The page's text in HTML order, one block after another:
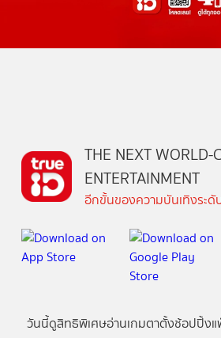
THE NEXT WORLD-
ENTERTAINMENT
อีกขั้นของความบันเทิงระดั
วันนี้ดูสิทธิพิเศษอ่านเกมตาตั้งช้อปปิ้ง